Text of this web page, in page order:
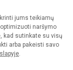
jums teikiamų
naršymo
kad sutinkate su visų
arba pakeisti savo
.
teisės saugomos.
griežtai draudžiama.